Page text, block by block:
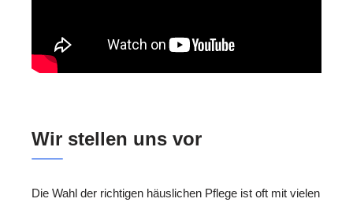
Wir stellen uns vor
Die Wahl der richtigen häuslichen Pflege ist oft mit vielen